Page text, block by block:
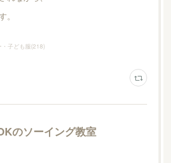
。
・子ども服(218)
のソーイング教室